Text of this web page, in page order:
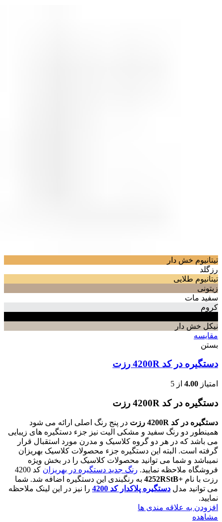
تیتانیوم خش دار
رزگلد
تیتانیوم طلایی
زیتونی
سفید مات
کروم
نیکل خش دار
مقایسه
بستن
دستگیره در کد 4200R رزت
امتیاز 4.00 از 5
دستگیره در کد 4200R رزت
دستگیره در کد 4200R رزت
در پنج رنگ اصلی ارائه می شود
همینطور دو رنگ سفید و مشکی الیت نیز جزء دستگیره های زیبایی
می باشد که در هر دو گروه کلاسیک و مدرن مورد استقبال قرار
گرفته است. البته این دستگیره جزء محصولات کلاسیک بهریزان
نمیباشد و شما می توانید محصولات کلاسیک را در بخش ویژه
فروشگاه ملاحظه نمایید. رنگ جدید دستگیره در بهریزان
کد 4200
رزت با نام +4252RStB
به رنگبندی این دستگیره اضافه شد. شما
می توانید مدل دستگیره پلاکدار کد 4200
را نیز در این لینک ملاحظه
نمایید.
افزودن به علاقه مندی ها
مشاهده